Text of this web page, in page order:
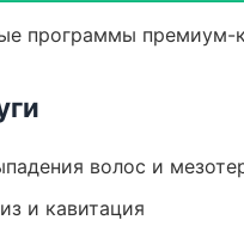
программы премиум-
волос и
и кавитация